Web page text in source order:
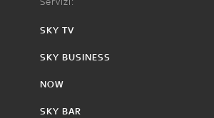
SKY TV
SKY BUSINESS
NOW
SKY BAR